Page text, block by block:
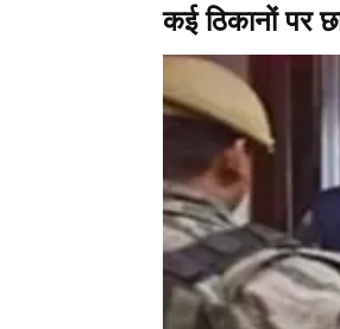
कई ठिकानों पर